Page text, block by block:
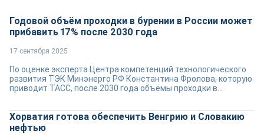
Годовой объём проходки в бурении в России может
прибавить 17% после 2030 года
17 сентября 2025
По оценке эксперта Центра компетенций технологического
развития ТЭК Минэнерго РФ Константина Фролова, которую
приводит ТАСС, после 2030 года объёмы проходки в...
Хорватия готова обеспечить Венгрию и Словакию
нефтью